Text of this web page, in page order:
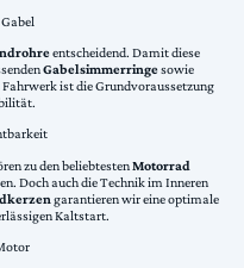
entscheidend. Damit diese
Gabelsimmerringesowie
ist die Grundvoraussetzung
zu den beliebtestenMotorrad
Doch auch die Technik im Inneren
garantieren wir eine optimale
Kaltstart.